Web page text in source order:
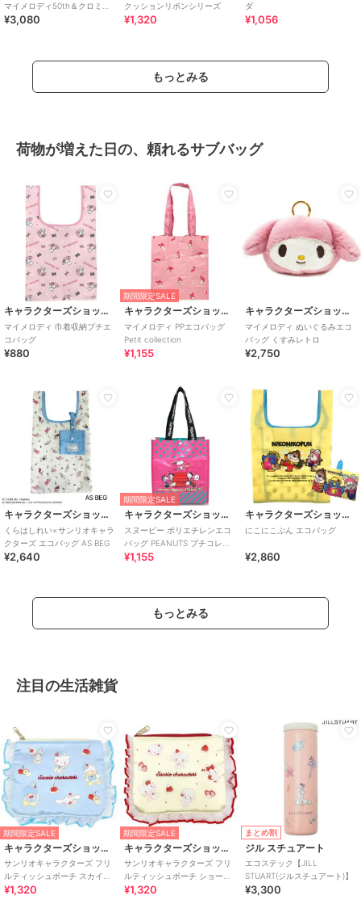
マイメロディ50th＆クロミ
20th
¥3,080
クッションリボンシリーズ
¥1,320
ダ
¥1,056
もっとみる
荷物が増えた日の、頼れるサブバッグ
キャラクターズショップ ラフラフ
マイメロディ 巾着収納プチエ
コバッグ
¥880
期間限定SALE
キャラクターズショップ ラフラフ
マイメロディ PPエコバッグ
Petit collection
¥1,155
キャラクターズショップ ラフラフ
マイメロディ ぬいぐるみエコ
バッグ くすみレトロ
¥2,750
キャラクターズショップ ラフラフ
くらはしれい×サンリオキャラ
クターズ エコバッグ AS BEG
¥2,640
期間限定SALE
キャラクターズショップ ラフラフ
スヌーピー ポリエチレンエコ
バッグ PEANUTS プチコレク
ション 75周年
¥1,155
キャラクターズショップ ラフラフ
にこにこぷん エコバッグ
¥2,860
もっとみる
注目の生活雑貨
期間限定SALE
キャラクターズショップ ラフラフ
サンリオキャラクターズ フリ
ルティッシュポーチ スカイブ
ルーチェリーケーキ
¥1,320
期間限定SALE
キャラクターズショップ ラフラフ
サンリオキャラクターズ フリ
ルティッシュポーチ ショート
ケーキ スウィートケーキコレ
¥1,320
まとめ割
ジル スチュアート
エコステック【JILL
STUART(ジルスチュアート)】
¥3,300